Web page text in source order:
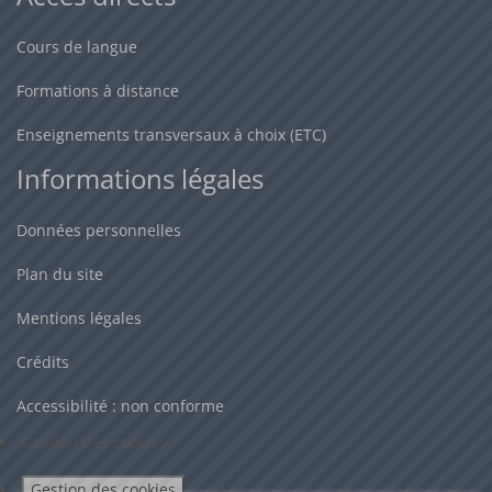
la fin de la classe de terminale est préconisée.
Cours de langue
Formations à distance
Enseignements transversaux à choix (ETC)
Informations légales
Données personnelles
Plan du site
Mentions légales
Crédits
Accessibilité : non conforme